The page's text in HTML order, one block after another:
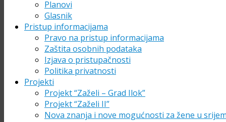
Planovi
Glasnik
Pristup informacijama
Pravo na pristup informacijama
Zaštita osobnih podataka
Izjava o pristupačnosti
Politika privatnosti
Projekti
Projekt “Zaželi – Grad Ilok”
Projekt “Zaželi II”
Nova znanja i nove mogućnosti za žene u